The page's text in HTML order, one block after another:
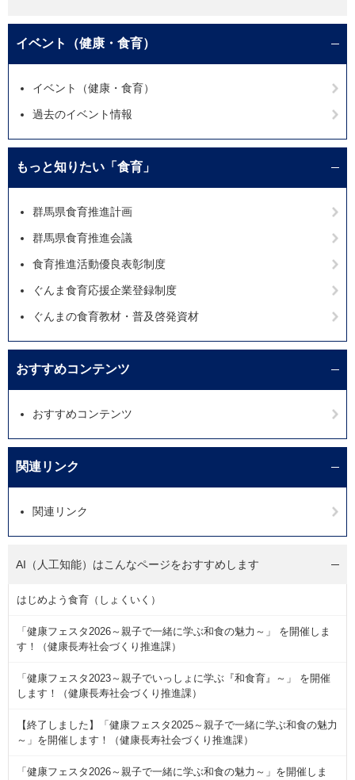
イベント（健康・食育）
イベント（健康・食育）
過去のイベント情報
もっと知りたい「食育」
群馬県食育推進計画
群馬県食育推進会議
食育推進活動優良表彰制度
ぐんま食育応援企業登録制度
ぐんまの食育教材・普及啓発資材
おすすめコンテンツ
おすすめコンテンツ
関連リンク
関連リンク
AI（人工知能）はこんなページをおすすめします
はじめよう食育（しょくいく）
「健康フェスタ2026～親子で一緒に学ぶ和食の魅力～」 を開催しま
す！（健康長寿社会づくり推進課）
「健康フェスタ2023～親子でいっしょに学ぶ『和食育』～」 を開催
します！（健康長寿社会づくり推進課）
【終了しました】「健康フェスタ2025～親子で一緒に学ぶ和食の魅力
～」を開催します！（健康長寿社会づくり推進課）
「健康フェスタ2026～親子で一緒に学ぶ和食の魅力～」を開催しま